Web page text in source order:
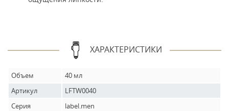
ХАРАКТЕРИСТИКИ
Объем
40 мл
Артикул
LFTW0040
Серия
label.men